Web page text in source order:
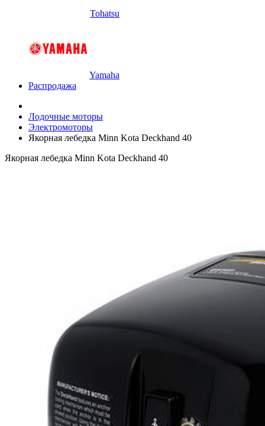
Tohatsu
Yamaha
Распродажа
Лодочные моторы
Электромоторы
Якорная лебедка Minn Kota Deckhand 40
Якорная лебедка Minn Kota Deckhand 40